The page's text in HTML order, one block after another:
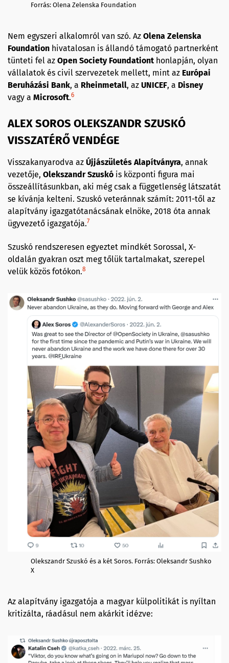
Forrás: Olena Zelenska Foundation
Nem egyszeri alkalomról van szó. Az Olena Zelenska
Foundation hivatalosan is állandó támogató partnerként
tünteti fel az Open Society Foundationt honlapján, olyan
vállalatok és civil szervezetek mellett, mint az Európai
Beruházási Bank, a Rheinmetall, az UNICEF, a Disney
vagy a Microsoft.6
ALEX SOROS OLEKSZANDR SZUSKÓ
VISSZATÉRŐ VENDÉGE
Visszakanyarodva az Újjászületés Alapítványra, annak
vezetője, Olekszandr Szuskó is központi figura mai
összeállításunkban, aki még csak a függetlenség látszatát
se kívánja kelteni. Szuskó veteránnak számít: 2011-től az
alapítvány igazgatótanácsának elnöke, 2018 óta annak
ügyvezető igazgatója.7
Szuskó rendszeresen egyeztet mindkét Sorossal, X-
oldalán gyakran oszt meg tőlük tartalmakat, szerepel
velük közös fotókon.8
Olekszandr Szuskó és a két Soros. Forrás: Oleksandr Sushko
X
Az alapítvány igazgatója a magyar külpolitikát is nyíltan
kritizálta, ráadásul nem akárkit idézve: